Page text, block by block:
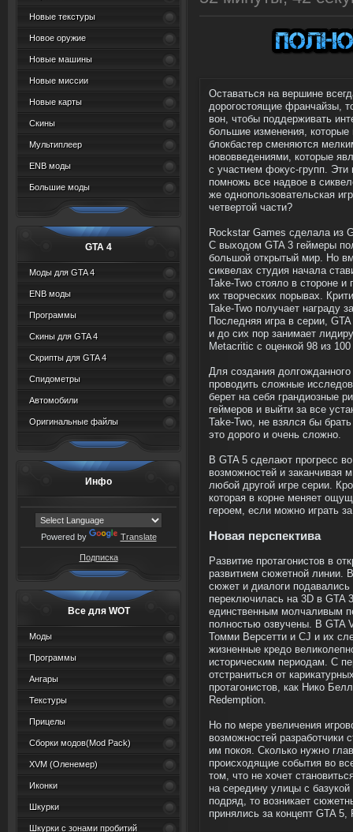
Новые текстуры
Новое оружие
Новые машины
Новые миссии
Новые карты
Скины
Мультиплеер
ENB моды
Большие моды
GTA 4
Моды для GTA 4
ENB моды
Программы
Скины для GTA 4
Скрипты для GTA 4
Спидометры
Автомобили
Оригинальные файлы
Инфо
Powered by Translate
Подписка
Все для WOT
Моды
Программы
Ангары
Текстуры
Прицелы
Сборки модов(Mod Pack)
XVM (Oленемер)
Иконки
Шкурки
Шкурки с зонами пробитий
Оставаться на вершине
дорогостоящие франчайзы,
вон, чтобы поддерживать
большие изменения,
блокбастер сменяются
нововведениями, которые
с участием фокус-групп. Эти
помножь все надвое в
же однопользовательская
четвертой части?
Rockstar Games сделала из
С выходом GTA 3 геймеры
большой открытый мир. Но
сиквелах студия начала
Take-Two стояло в стороне
их творческих порывах.
Take-Two получает награду
Последняя игра в серии,
и до сих пор занимает
Metacritic с оценкой 98 из
Для создания
проводить сложные
берет на себя грандиозные
геймеров и выйти за все
Take-Two, не взялся бы
это дорого и очень сложно.
В GTA 5 сделают прогресс
возможностей и заканчивая
любой другой игре серии.
которая в корне меняет
героем, если можно играть
Новая перспектива
Развитие протагонистов в
развитием сюжетной линии.
сюжет и диалоги подавались
переключилась на 3D в GTA
единственным молчаливым
полностью озвучены. В GTA
Томми Версетти и CJ и их
жизненные кредо
историческим периодам. С
отстраниться от
протагонистов, как Нико
Redemption.
Но по мере увеличения
возможностей разработчики
им покоя. Сколько нужно
происходящие события во
том, что не хочет
на середину улицы с
подряд, то возникает
принялись за концепт GTA